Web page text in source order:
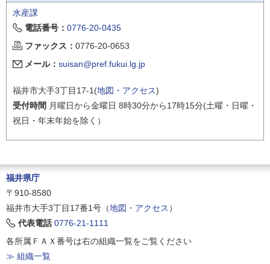
水産課
電話番号： 0776-20-0435
ファックス： 0776-20-0653
メール： suisan@pref.fukui.lg.jp
福井市大手3丁目17-1(地図・アクセス)
受付時間 月曜日から金曜日 8時30分から17時15分(土曜・日曜・
祝日・年末年始を除く）
福井県庁
〒910-8580
福井市大手3丁目17番1号（地図・アクセス ）
代表電話 0776-21-1111
各所属ＦＡＸ番号は右の組織一覧をご覧ください
≫ 組織一覧